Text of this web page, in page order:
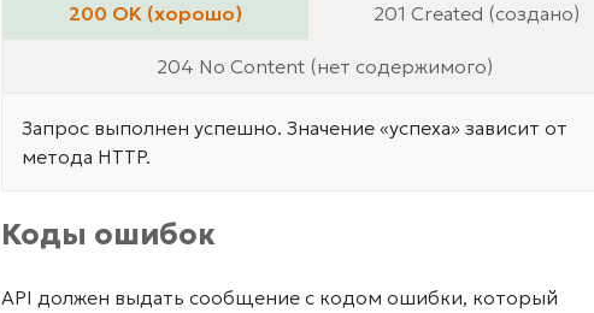
200 OK (хорошо) 201 Created (создано)
204 No Content (нет содержимого)
Запрос выполнен успешно. Значение «успеха» зависит от
метода HTTP.
Коды ошибок
API должен выдать сообщение с кодом ошибки, который